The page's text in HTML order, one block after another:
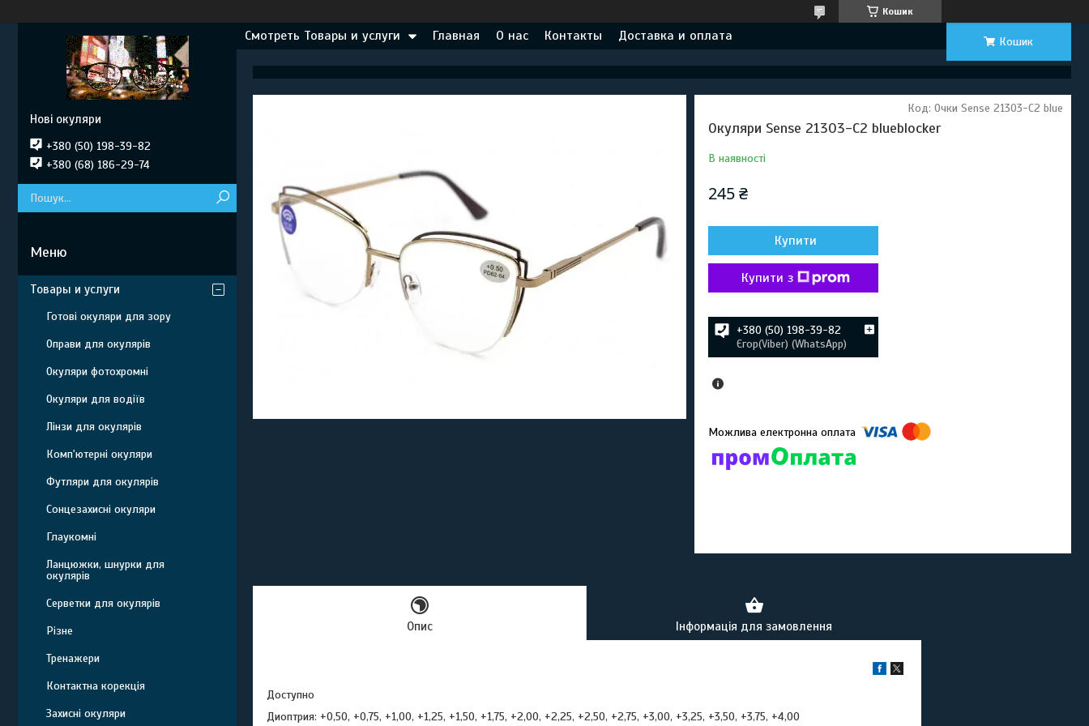
Кошик
Смотреть Товары и услуги Главная О нас Контакты Доставка и оплата Кошик
Окуляри Sense 21303-C2 blueblocker
В наявності
Код: Очки Sense 21303-C2 blue
245 ₴
Купити
Купити з
+380 (50) 198-39-82
Єгор(Viber) (WhatsApp)
Опис Інформація для замовлення
Доступно
Диоптрия: +0,50, +0,75, +1,00, +1,25, +1,50, +1,75, +2,00, +2,25, +2,50, +2,75, +3,00, +3,25, +3,50, +3,75, +4,00
Нові окуляри
+380 (50) 198-39-82
+380 (68) 186-29-74
Товары и услуги
Готові окуляри для зору
Оправи для окулярів
Окуляри фотохромні
Окуляри для водіїв
Лінзи для окулярів
Комп'ютерні окуляри
Футляри для окулярів
Сонцезахисні окуляри
Глаукомні
Ланцюжки, шнурки для
окулярів
Серветки для окулярів
Різне
Тренажери
Контактна корекція
Захисні окуляри